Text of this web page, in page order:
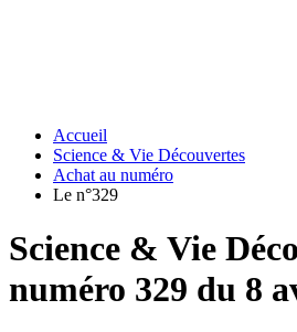
Accueil
Science & Vie Découvertes
Achat au numéro
Le n°329
Science & Vie
numéro 329 du 8